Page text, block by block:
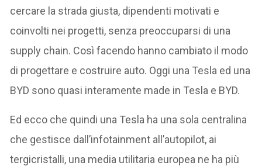
cercare la strada giusta, dipendenti motivati e
coinvolti nei progetti, senza preoccuparsi di una
supply chain. Così facendo hanno cambiato il modo
di progettare e costruire auto. Oggi una Tesla ed una
BYD sono quasi interamente made in Tesla e BYD.
Ed ecco che quindi una Tesla ha una sola centralina
che gestisce dall’infotainment all’autopilot, ai
tergicristalli, una media utilitaria europea ne ha più